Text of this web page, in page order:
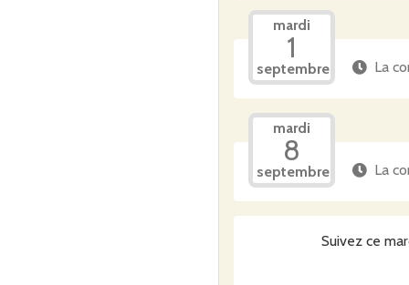
mardi
1
septembre La
mardi
8
septembre La
Suivez ce